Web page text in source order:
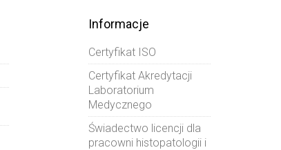
Informacje
Certyfikat ISO
Certyfikat Akredytacji
Laboratorium
Medycznego
Świadectwo licencji dla
pracowni histopatologii i